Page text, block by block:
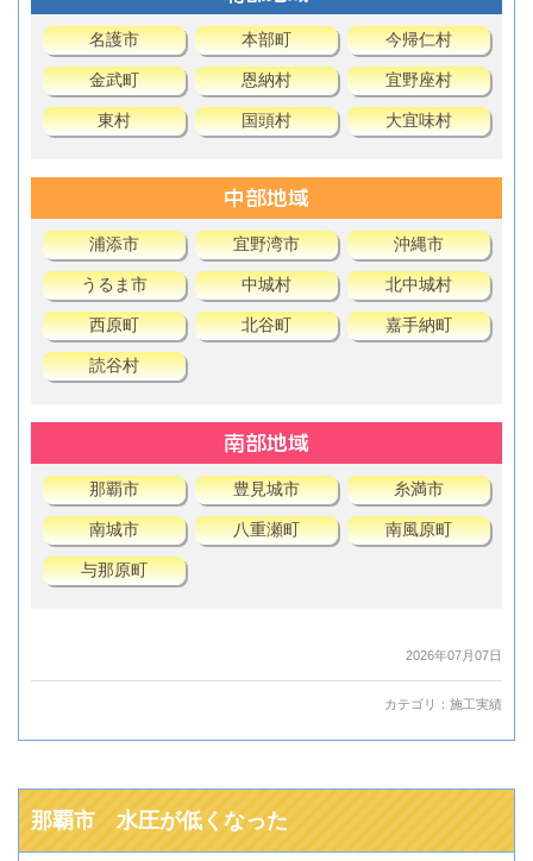
名護市 本部町 今帰仁村
金武町 恩納村 宜野座村
東村 国頭村 大宜味村
中部地域
浦添市 宜野湾市 沖縄市
うるま市 中城村 北中城村
西原町 北谷町 嘉手納町
読谷村
南部地域
那覇市 豊見城市 糸満市
南城市 八重瀬町 南風原町
与那原町
2026年07月07日
カテゴリ： 施工実績
那覇市 水圧が低くなった